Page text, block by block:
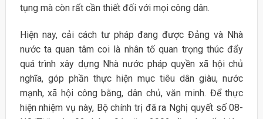
tụng mà còn rất cần thiết đối với mọi công dân.
Hiện nay, cải cách tư pháp đang được Đảng và Nhà
nước ta quan tâm coi là nhân tố quan trọng thúc đẩy
quá trình xây dựng Nhà nước pháp quyền xã hội chủ
nghĩa, góp phần thực hiện mục tiêu dân giàu, nước
mạnh, xã hội công bằng, dân chủ, văn minh. Để thực
hiện nhiệm vụ này, Bộ chính trị đã ra Nghị quyết số 08-